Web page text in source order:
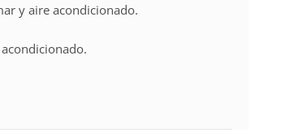
y aire acondicionado.